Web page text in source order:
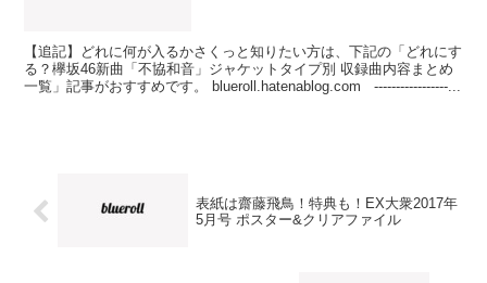
【追記】どれに何が入るかさくっと知りたい方は、下記の「どれにす
る？欅坂46新曲「不協和音」ジャケットタイプ別 収録曲内容まとめ
一覧」記事がおすすめです。 blueroll.hatenablog.com -----------------...
表紙は齋藤飛鳥！特典も！EX大衆2017年
5月号 ポスター&クリアファイル